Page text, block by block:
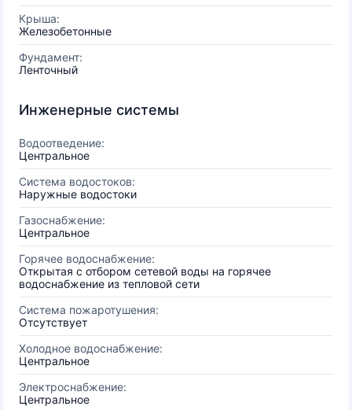
Крыша:
Железобетонные
Фундамент:
Ленточный
Инженерные системы
Водоотведение:
Центральное
Система водостоков:
Наружные водостоки
Газоснабжение:
Центральное
Горячее водоснабжение:
Открытая с отбором сетевой воды на горячее
водоснабжение из тепловой сети
Система пожаротушения:
Отсутствует
Холодное водоснабжение:
Центральное
Электроснабжение:
Центральное